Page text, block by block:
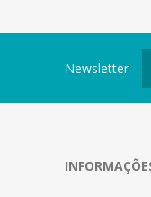
Newsletter